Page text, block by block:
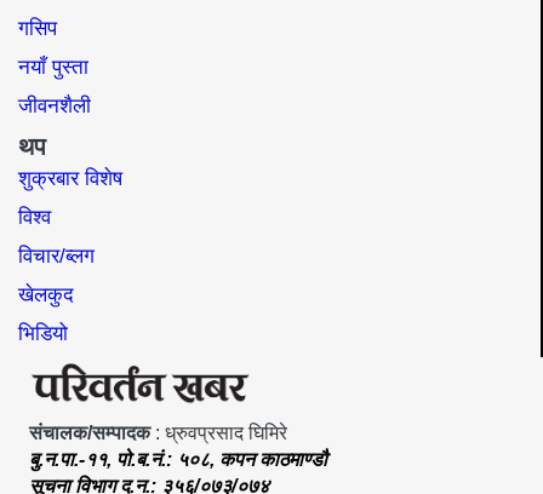
गसिप
नयाँ पुस्ता
जीवनशैली
थप
शुक्रबार विशेष
विश्व
विचार/ब्लग
खेलकुद
भिडियो
संचालक/सम्पादक: ध्रुवप्रसाद घिमिरे
बु.न.पा.-११, पो.ब.नं.: ५०८, कपन काठमाण्डौ
सूचना विभाग द.न.: ३५६/०७३/०७४